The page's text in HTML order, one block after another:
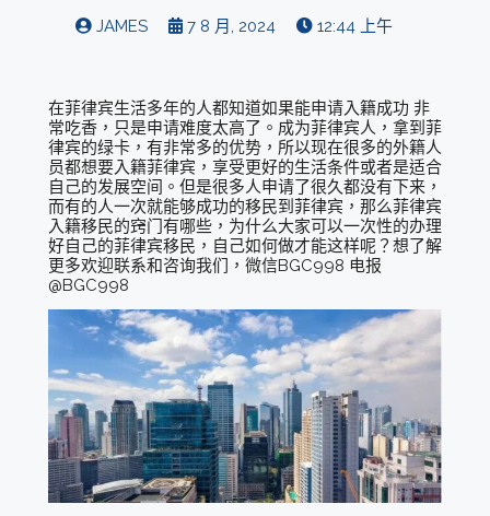
JAMES 7 8 月, 2024 12:44 上午
在菲律宾生活多年的人都知道如果能申请入籍成功 非
常吃香，只是申请难度太高了。成为菲律宾人，拿到菲
律宾的绿卡，有非常多的优势，所以现在很多的外籍人
员都想要入籍菲律宾，享受更好的生活条件或者是适合
自己的发展空间。但是很多人申请了很久都没有下来，
而有的人一次就能够成功的移民到菲律宾，那么菲律宾
入籍移民的窍门有哪些，为什么大家可以一次性的办理
好自己的菲律宾移民，自己如何做才能这样呢？想了解
更多欢迎联系和咨询我们，微信BGC998 电报
@BGC998